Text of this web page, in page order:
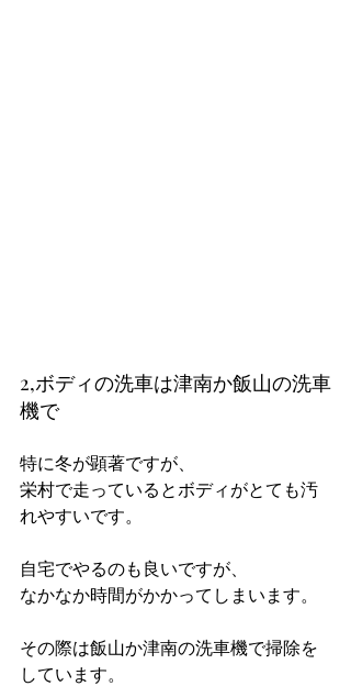
2,ボディの洗車は津南か飯山の洗車
機で
特に冬が顕著ですが、
栄村で走っているとボディがとても汚
れやすいです。
自宅でやるのも良いですが、
なかなか時間がかかってしまいます。
その際は飯山か津南の洗車機で掃除を
しています。